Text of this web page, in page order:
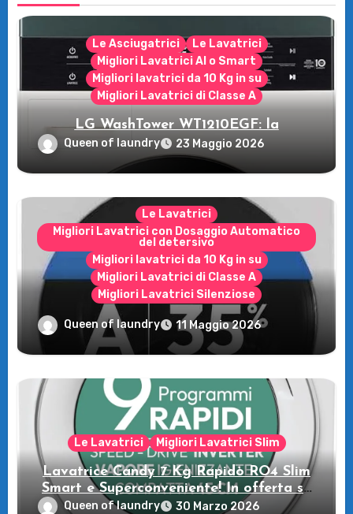
Le Asciugatrici
Le Lavatrici
Migliori Lavatrici AI o Smart
Migliori lavatrici da 10 Kg in su
Migliori Lavatrici di Classe A
LG WashTower WT1210EGF: la
rivoluzione intelligente per il tuo bucato!
Queen of laundry 23 Maggio 2026
Le Lavatrici
Migliori Lavatrici con Dosaggio Automatico
del detersivo
Migliori lavatrici da 10 Kg in su
Migliori Lavatrici di Classe A
Migliori Lavatrici Silenziose
Recensione della Lavatrice Candy
MultiWash: Innovazione e flessibilità a
casa tua!
Queen of laundry 11 Maggio 2026
Le Lavatrici Migliori Lavatrici Slim
Lavatrice Candy 7 Kg Rapidò RO4 Slim
Smart e Superconveniente! In offerta su
Amazon
Queen of laundry 30 Marzo 2026